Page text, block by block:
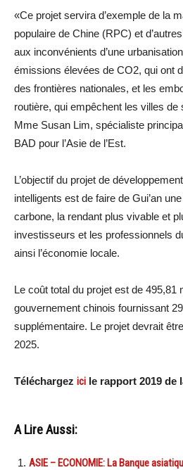
«Ce projet servira d’exemple de la
populaire de Chine (RPC) et
aux inconvénients d’une
émissions élevées de CO2, qui ont
des frontières nationales, et les
routière, qui empêchent les villes de
Mme Susan Lim, spécialiste
BAD pour l’Asie de l’Est.
L’objectif du projet de
intelligents est de faire de Gui’an
carbone, la rendant plus vivable et
investisseurs et les professionnels
ainsi l’économie locale.
Le coût total du projet est de 495,81
gouvernement chinois fournissant
supplémentaire. Le projet devrait
2025.
Téléchargez ici le rapport 2019 de
A Lire Aussi:
ASIE – ECONOMIE: La Banque